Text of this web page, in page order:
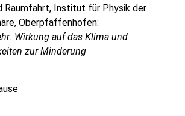
Raumfahrt, Institut für Physik der
Oberpfaffenhofen:
Wirkung auf das Klima und
zur Minderung